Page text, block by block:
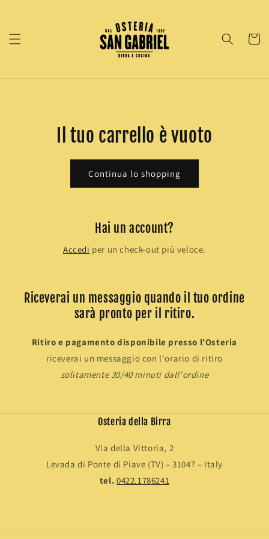
Carrello
Il tuo carrello è vuoto
Continua lo shopping
Hai un account?
Accedi per un check-out più veloce.
Riceverai un messaggio quando il tuo ordine
sarà pronto per il ritiro.
Ritiro e pagamento disponibile presso l'Osteria
riceverai un messaggio con l'orario di ritiro
solitamente 30/40 minuti dall'ordine
Osteria della Birra
Via della Vittoria, 2
Levada di Ponte di Piave (TV) – 31047 – Italy
tel. 0422.1786241